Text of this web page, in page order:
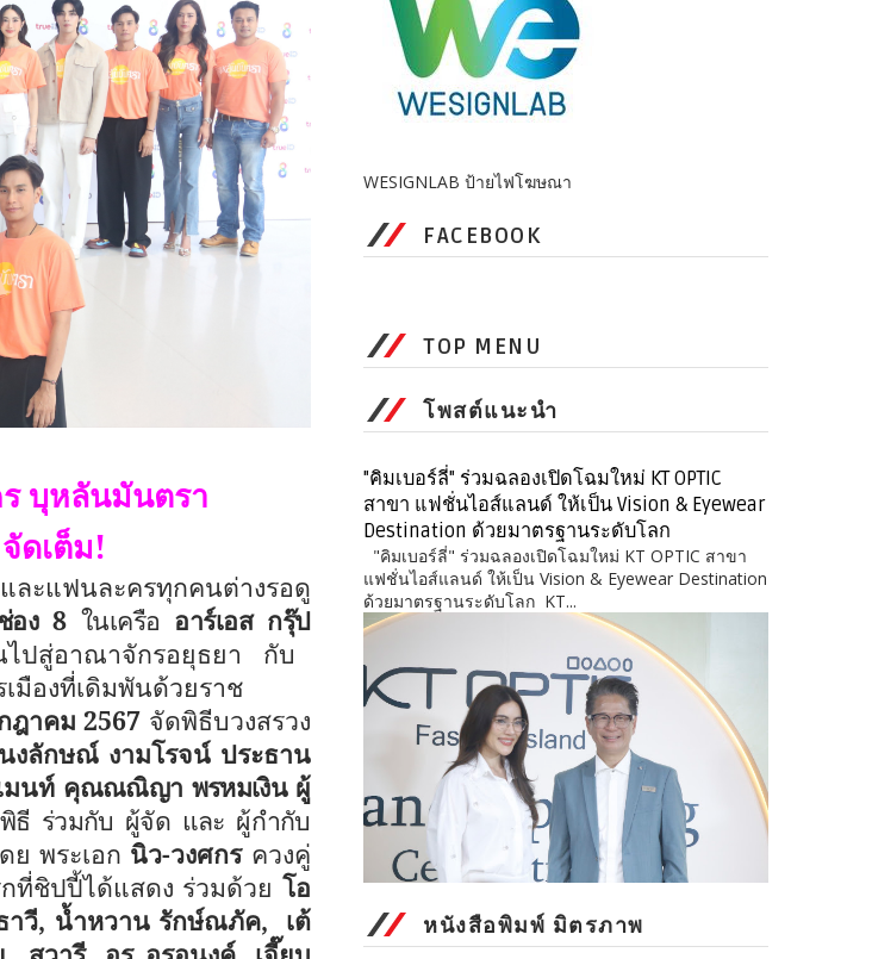
บุหลันมันตรา
ดเต็ม!
ละแฟนละครทุกคนต่างรอดู
อง 8ในเครือ อาร์เอส กรุ๊ป
ไปสู่อาณาจักรอยุธยา กับ
มืองที่เดิมพันด้วยราช
ฎาคม 2567 จัดพิธีบวงสรวง
ลักษณ์ งามโรจน์ ประธาน
มนท์ คุณณณิญา พรหมเงิน ผู้
พิธี ร่วมกับ ผู้จัด และ ผู้กำกับ
พระเอก นิว-วงศกรควงคู่
ที่ชิปปี้ได้แสดง ร่วมด้วย โอ
าวี, น้ำหวาน รักษ์ณภัค, เต้
WESIGNLAB ป้ายไฟโฆษณา
FACEBOOK
TOP MENU
โพสต์แนะนำ
"คิมเบอร์ลี่" ร่วมฉลองเปิดโฉมใหม่ KT OPTIC
สาขา แฟชั่นไอส์แลนด์ ให้เป็น Vision & Eyewear
Destination ด้วยมาตรฐานระดับโลก
"คิมเบอร์ลี่" ร่วมฉลองเปิดโฉมใหม่ KT OPTIC สาขา
แฟชั่นไอส์แลนด์ ให้เป็น Vision & Eyewear Destination
ด้วยมาตรฐานระดับโลก KT...
หนังสือพิมพ์ มิตรภาพ